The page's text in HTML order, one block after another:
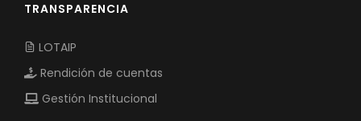
TRANSPARENCIA
LOTAIP
Rendición de cuentas
Gestión Institucional